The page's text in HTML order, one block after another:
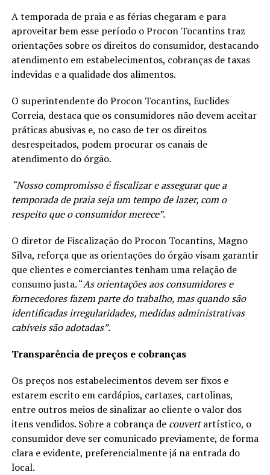
A temporada de praia e as férias chegaram e para
aproveitar bem esse período o Procon Tocantins traz
orientações sobre os direitos do consumidor, destacando
atendimento em estabelecimentos, cobranças de taxas
indevidas e a qualidade dos alimentos.
O superintendente do Procon Tocantins, Euclides
Correia, destaca que os consumidores não devem aceitar
práticas abusivas e, no caso de ter os direitos
desrespeitados, podem procurar os canais de
atendimento do órgão.
“Nosso compromisso é fiscalizar e assegurar que a
temporada de praia seja um tempo de lazer, com o
respeito que o consumidor merece”.
O diretor de Fiscalização do Procon Tocantins, Magno
Silva, reforça que as orientações do órgão visam garantir
que clientes e comerciantes tenham uma relação de
consumo justa. “As orientações aos consumidores e
fornecedores fazem parte do trabalho, mas quando são
identificadas irregularidades, medidas administrativas
cabíveis são adotadas”.
Transparência de preços e cobranças
Os preços nos estabelecimentos devem ser fixos e
estarem escrito em cardápios, cartazes, cartolinas,
entre outros meios de sinalizar ao cliente o valor dos
itens vendidos. Sobre a cobrança de couvertartístico, o
consumidor deve ser comunicado previamente, de forma
clara e evidente, preferencialmente já na entrada do
local.